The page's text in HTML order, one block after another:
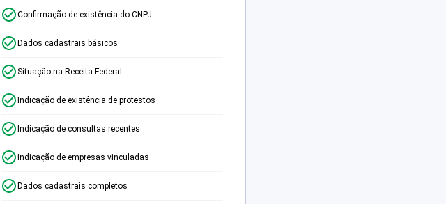
Confirmação de existência do CNPJ
Dados cadastrais básicos
Situação na Receita Federal
Indicação de existência de protestos
Indicação de consultas recentes
Indicação de empresas vinculadas
Dados cadastrais completos